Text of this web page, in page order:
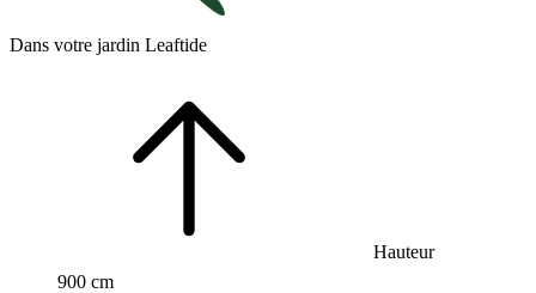
Dans votre jardin Leaftide
Hauteur
900 cm